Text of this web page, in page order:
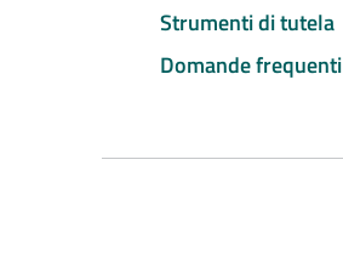
Strumenti di tutela
Domande frequenti